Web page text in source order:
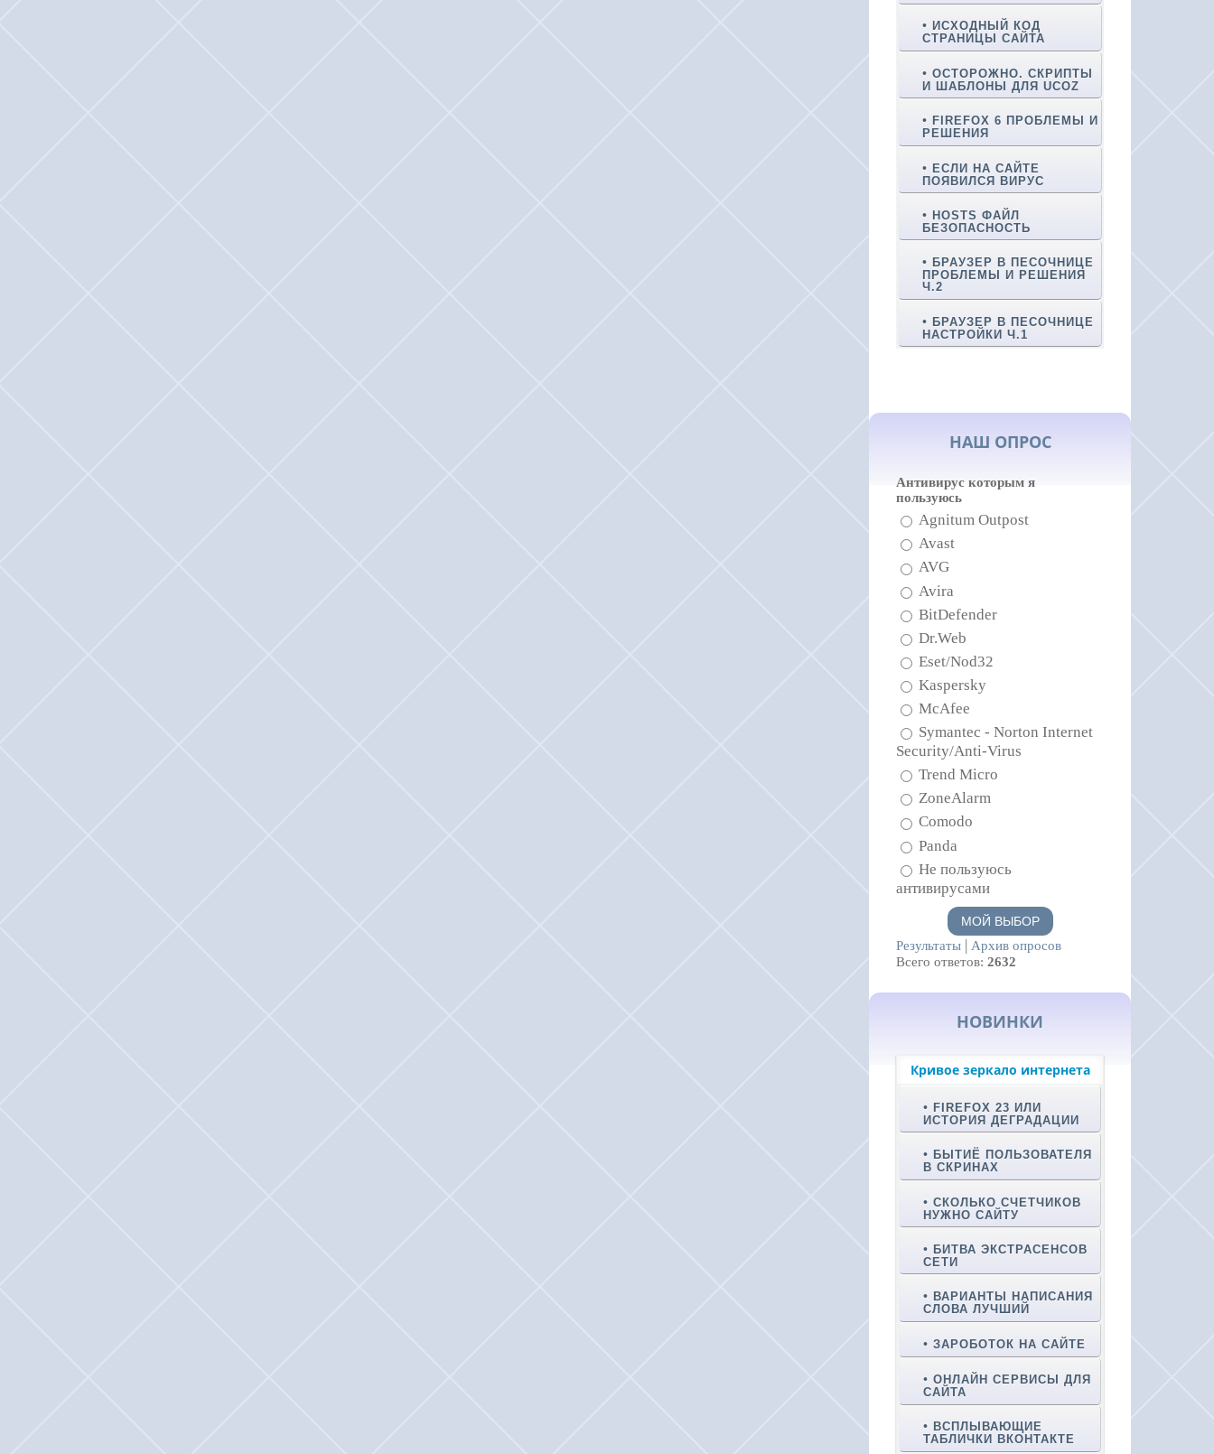
ИСХОДНЫЙ КОД
СТРАНИЦЫ САЙТА
ОСТОРОЖНО. СКРИПТЫ
И ШАБЛОНЫ ДЛЯ UCOZ
FIREFOX 6 ПРОБЛЕМЫ И
РЕШЕНИЯ
ЕСЛИ НА САЙТЕ
ПОЯВИЛСЯ ВИРУС
HOSTS ФАЙЛ
БЕЗОПАСНОСТЬ
БРАУЗЕР В ПЕСОЧНИЦЕ
ПРОБЛЕМЫ И РЕШЕНИЯ
Ч.2
БРАУЗЕР В ПЕСОЧНИЦЕ
НАСТРОЙКИ Ч.1
НАШ ОПРОС
Антивирус которым я
пользуюсь
Agnitum Outpost
Avast
AVG
Avira
BitDefender
Dr.Web
Eset/Nod32
Kaspersky
McAfee
Symantec - Norton Internet
Security/Anti-Virus
Trend Micro
ZoneAlarm
Comodo
Panda
Не пользуюсь
антивирусами
Результаты | Архив опросов
Всего ответов: 2632
НОВИНКИ
Кривое зеркало интернета
FIREFOX 23 ИЛИ
ИСТОРИЯ ДЕГРАДАЦИИ
БЫТИЁ ПОЛЬЗОВАТЕЛЯ
В СКРИНАХ
СКОЛЬКО СЧЕТЧИКОВ
НУЖНО САЙТУ
БИТВА ЭКСТРАСЕНСОВ
СЕТИ
ВАРИАНТЫ НАПИСАНИЯ
СЛОВА ЛУЧШИЙ
ЗАРОБОТОК НА САЙТЕ
ОНЛАЙН СЕРВИСЫ ДЛЯ
САЙТА
ВСПЛЫВАЮЩИЕ
ТАБЛИЧКИ ВКОНТАКТЕ